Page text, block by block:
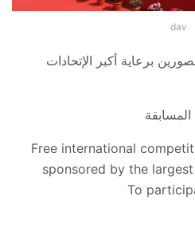
dav
برعاية أكبر الإتحادات
Free international
sponsored by the
To